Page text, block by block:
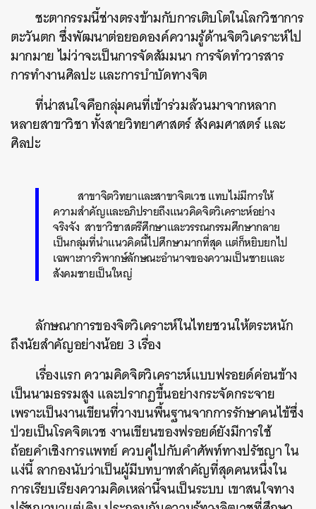
ชะตากรรมนี้ช่างตรงข้ามกับการเติบโตในโลกวิชาการ
ตะวันตก ซึ่งพัฒนาต่อยอดองค์ความรู้ด้านจิตวิเคราะห์ไป
มากมาย ไม่ว่าจะเป็นการจัดสัมมนา การจัดทำวารสาร
การทำงานศิลปะ และการบำบัดทางจิต
ที่น่าสนใจคือกลุ่มคนที่เข้าร่วมล้วนมาจากหลาก
หลายสาขาวิชา ทั้งสายวิทยาศาสตร์ สังคมศาสตร์ และ
ศิลปะ
สาขาจิตวิทยาและสาขาจิตเวช แทบไม่มีการให้
ความสำคัญและอภิปรายถึงแนวคิดจิตวิเคราะห์อย่าง
จริงจัง สาขาวิชาสตรีศึกษาและวรรณกรรมศึกษากลาย
เป็นกลุ่มที่นำแนวคิดนี้ไปศึกษามากที่สุด แต่ก็หยิบยกไป
เฉพาะการวิพากษ์ลักษณะอำนาจของความเป็นชายและ
สังคมชายเป็นใหญ่
ลักษณาการของจิตวิเคราะห์ในไทยชวนให้ตระหนัก
ถึงนัยสำคัญอย่างน้อย 3 เรื่อง
เรื่องแรก ความคิดจิตวิเคราะห์แบบฟรอยด์ค่อนข้าง
เป็นนามธรรมสูง และปรากฏขึ้นอย่างกระจัดกระจาย
เพราะเป็นงานเขียนที่วางบนพื้นฐานจากการรักษาคนไข้ซึ่ง
ป่วยเป็นโรคจิตเวช งานเขียนของฟรอยด์ยังมีการใช้
ถ้อยคำเชิงการแพทย์ ควบคู่ไปกับคำศัพท์ทางปรัชญา ใน
แง่นี้ ลากองนับว่าเป็นผู้มีบทบาทสำคัญที่สุดคนหนึ่งใน
การเรียบเรียงความคิดเหล่านี้จนเป็นระบบ เขาสนใจทาง